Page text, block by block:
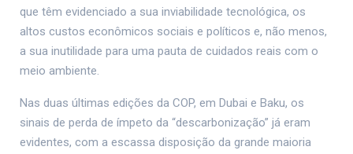
que têm evidenciado a sua inviabilidade tecnológica, os
altos custos econômicos sociais e políticos e, não menos,
a sua inutilidade para uma pauta de cuidados reais com o
meio ambiente.
Nas duas últimas edições da COP, em Dubai e Baku, os
sinais de perda de ímpeto da “descarbonização” já eram
evidentes, com a escassa disposição da grande maioria